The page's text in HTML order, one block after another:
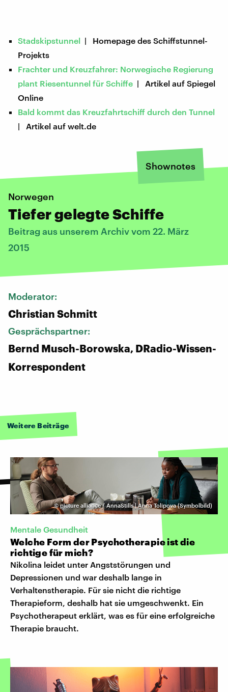
Stadskipstunnel | Homepage des Schiffstunnel-
Projekts
Frachter und Kreuzfahrer: Norwegische Regierung
plant Riesentunnel für Schiffe | Artikel auf Spiegel
Online
Bald kommt das Kreuzfahrtschiff durch den Tunnel
| Artikel auf welt.de
Shownotes
Norwegen
Tiefer gelegte Schiffe
Beitrag aus unserem Archiv vom 22. März
2015
Moderator:
Christian Schmitt
Gesprächspartner:
Bernd Musch-Borowska, DRadio-Wissen-
Korrespondent
Weitere Beiträge
©picture alliance / AnnaStills | Anna Tolipova (Symbolbild)
Mentale Gesundheit
Welche Form der Psychotherapie ist die
richtige für mich?
Nikolina leidet unter Angststörungen und
Depressionen und war deshalb lange in
Verhaltenstherapie. Für sie nicht die richtige
Therapieform, deshalb hat sie umgeschwenkt. Ein
Psychotherapeut erklärt, was es für eine erfolgreiche
Therapie braucht.